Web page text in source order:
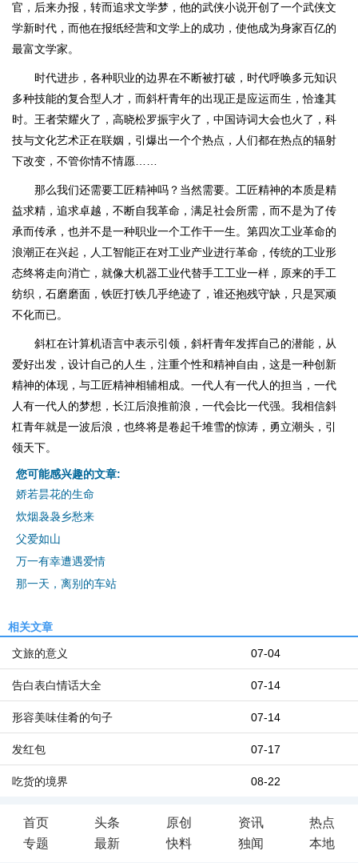
官，后来办报，转而追求文学梦，他的武侠小说开创了一个武侠文
学新时代，而他在报纸经营和文学上的成功，使他成为身家百亿的
最富文学家。
时代进步，各种职业的边界在不断被打破，时代呼唤多元知识
多种技能的复合型人才，而斜杆青年的出现正是应运而生，恰逢其
时。王者荣耀火了，高晓松罗振宇火了，中国诗词大会也火了，科
技与文化艺术正在联姻，引爆出一个个热点，人们都在热点的辐射
下改变，不管你情不情愿……
那么我们还需要工匠精神吗？当然需要。工匠精神的本质是精
益求精，追求卓越，不断自我革命，满足社会所需，而不是为了传
承而传承，也并不是一种职业一个工作干一生。第四次工业革命的
浪潮正在兴起，人工智能正在对工业产业进行革命，传统的工业形
态终将走向消亡，就像大机器工业代替手工工业一样，原来的手工
纺织，石磨磨面，铁匠打铁几乎绝迹了，谁还抱残守缺，只是冥顽
不化而已。
斜杠在计算机语言中表示引领，斜杆青年发挥自己的潜能，从
爱好出发，设计自己的人生，注重个性和精神自由，这是一种创新
精神的体现，与工匠精神相辅相成。一代人有一代人的担当，一代
人有一代人的梦想，长江后浪推前浪，一代会比一代强。我相信斜
杠青年就是一波后浪，也终将是卷起千堆雪的惊涛，勇立潮头，引
领天下。
您可能感兴趣的文章:
娇若昙花的生命
炊烟袅袅乡愁来
父爱如山
万一有幸遭遇爱情
那一天，离别的车站
相关文章
07-04
文旅的意义
07-14
告白表白情话大全
07-14
形容美味佳肴的句子
07-17
发红包
08-22
吃货的境界
首页 头条 原创 资讯
热点
专题
最新 快料 独闻 本地